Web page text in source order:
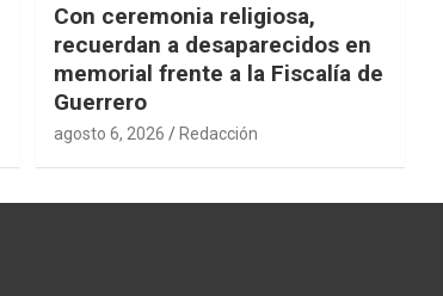
Con ceremonia religiosa,
recuerdan a desaparecidos en
memorial frente a la Fiscalía de
Guerrero
agosto 6, 2026 Redacción